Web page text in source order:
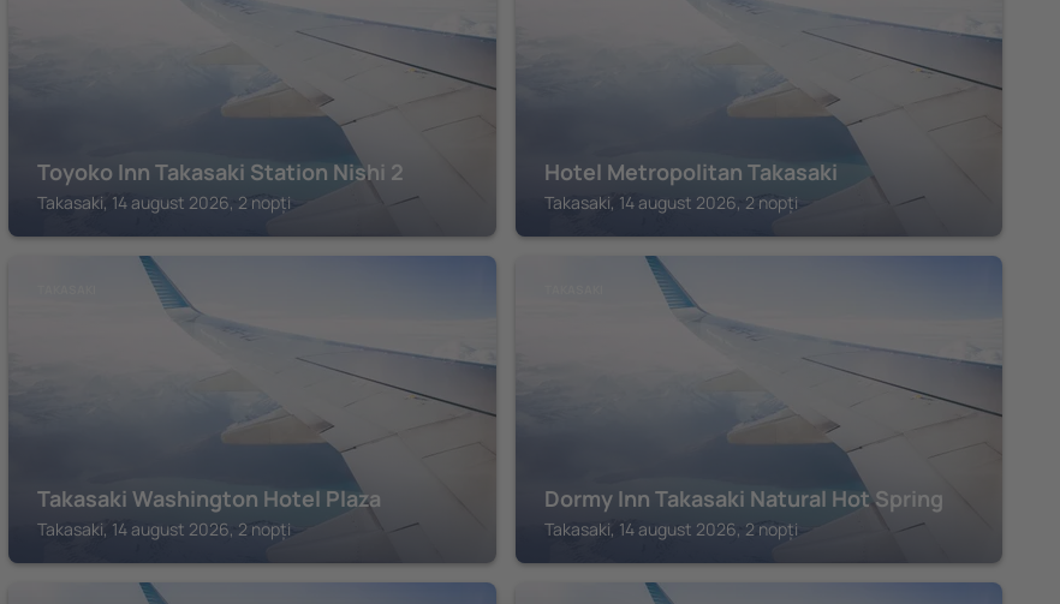
Toyoko Inn Takasaki Station Nishi 2
Takasaki, 14 august 2026, 2 nopți
Hotel Metropolitan Takasaki
Takasaki, 14 august 2026, 2 nopți
Takasaki Washington Hotel Plaza
Takasaki, 14 august 2026, 2 nopți
Dormy Inn Takasaki Natural Hot Spring
Takasaki, 14 august 2026, 2 nopți